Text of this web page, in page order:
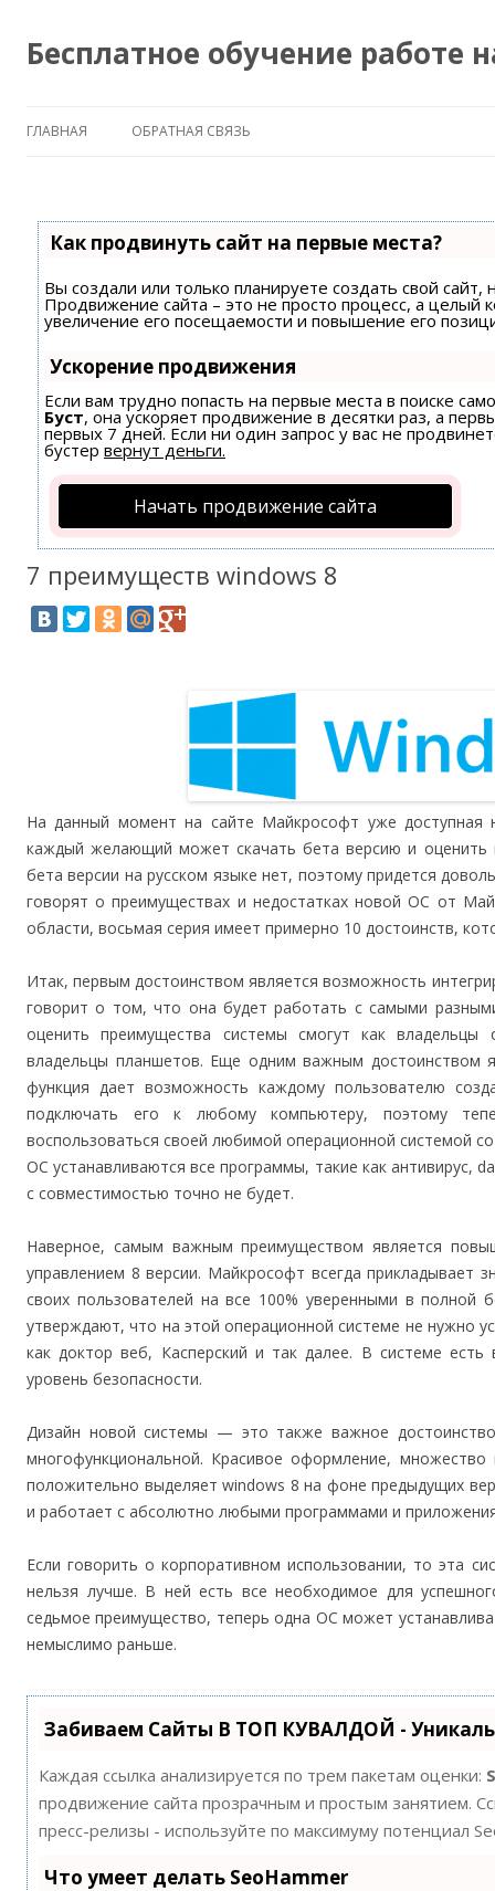
Бесплатное обучение работе
ГЛАВНАЯ ОБРАТНАЯ СВЯЗЬ
Как продвинуть сайт на первые места?
Вы создали или только планируете создать свой сайт,
Продвижение сайта – это не просто процесс, а целый
увеличение его посещаемости и повышение его
Ускорение продвижения
Если вам трудно попасть на первые места в поиске
Буст, она ускоряет продвижение в десятки раз, а
первых 7 дней. Если ни один запрос у вас не
бустер вернут деньги.
Начать продвижение сайта
7 преимуществ windows 8
На данный момент на сайте Майкрософт уже
каждый желающий может скачать бета версию и
бета версии на русском языке нет, поэтому придется
говорят о преимуществах и недостатках новой ОС от
области, восьмая серия имеет примерно 10 достоинств,
Итак, первым достоинством является возможность
говорит о том, что она будет работать с самыми
оценить преимущества системы смогут как
владельцы планшетов. Еще одним важным достоинством
функция дает возможность каждому пользователю
подключать его к любому компьютеру, поэтому
воспользоваться своей любимой операционной системой
ОС устанавливаются все программы, такие как антивирус,
с совместимостью точно не будет.
Наверное, самым важным преимуществом является
управлением 8 версии. Майкрософт всегда прикладывает
своих пользователей на все 100% уверенными в полной
утверждают, что на этой операционной системе не нужно
как доктор веб, Касперский и так далее. В системе
уровень безопасности.
Дизайн новой системы — это также важное
многофункциональной. Красивое оформление,
положительно выделяет windows 8 на фоне предыдущих
и работает с абсолютно любыми программами и
Если говорить о корпоративном использовании, то эта
нельзя лучше. В ней есть все необходимое для
седьмое преимущество, теперь одна ОС может
немыслимо раньше.
Забиваем Сайты В ТОП КУВАЛДОЙ -
Каждая ссылка анализируется по трем пакетам оценки:
продвижение сайта прозрачным и простым занятием.
пресс-релизы - используйте по максимуму потенциал
Что умеет делать SeoHammer